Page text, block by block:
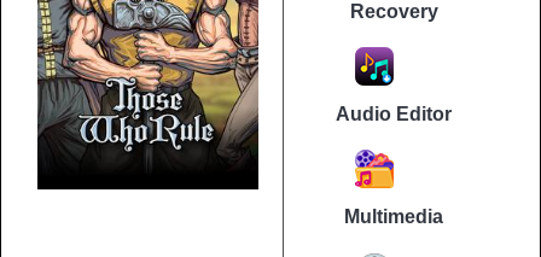
Recovery
Audio Editor
Multimedia